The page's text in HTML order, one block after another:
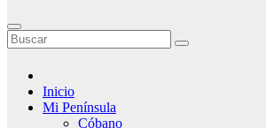
Inicio
Mi Península
Cóbano